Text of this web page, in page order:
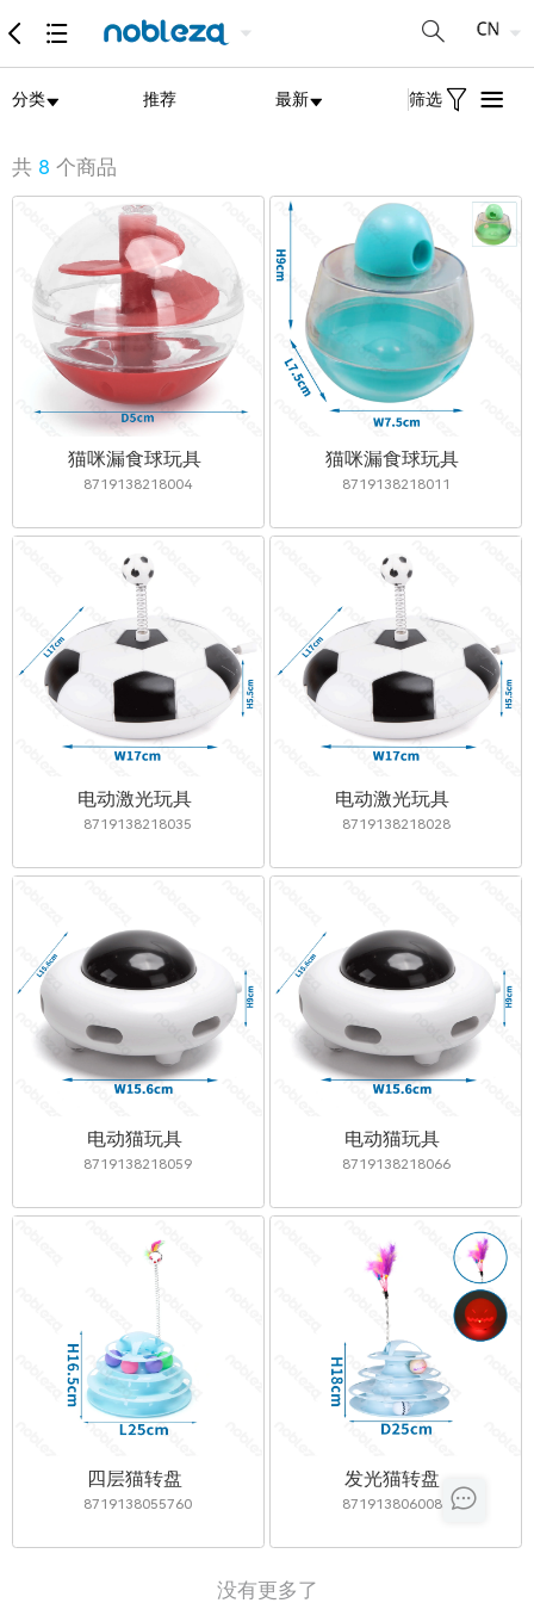
分类 推荐 最新 筛选
共 8 个商品
猫咪漏食球玩具
8719138218004
猫咪漏食球玩具
8719138218011
电动激光玩具
8719138218035
电动激光玩具
8719138218028
电动猫玩具
8719138218059
电动猫玩具
8719138218066
四层猫转盘
8719138055760
发光猫转盘
8719138060085
没有更多了